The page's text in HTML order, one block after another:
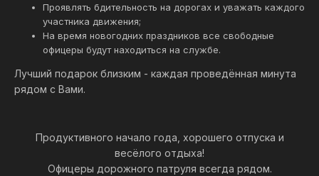
Проявлять бдительность на дорогах и уважать каждого
участника движения;
На время новогодних праздников все свободные
офицеры будут находиться на службе.
Лучший подарок близким - каждая проведённая минута
рядом с Вами.
Продуктивного начало года, хорошего отпуска и
весёлого отдыха!
Офицеры дорожного патруля всегда рядом.